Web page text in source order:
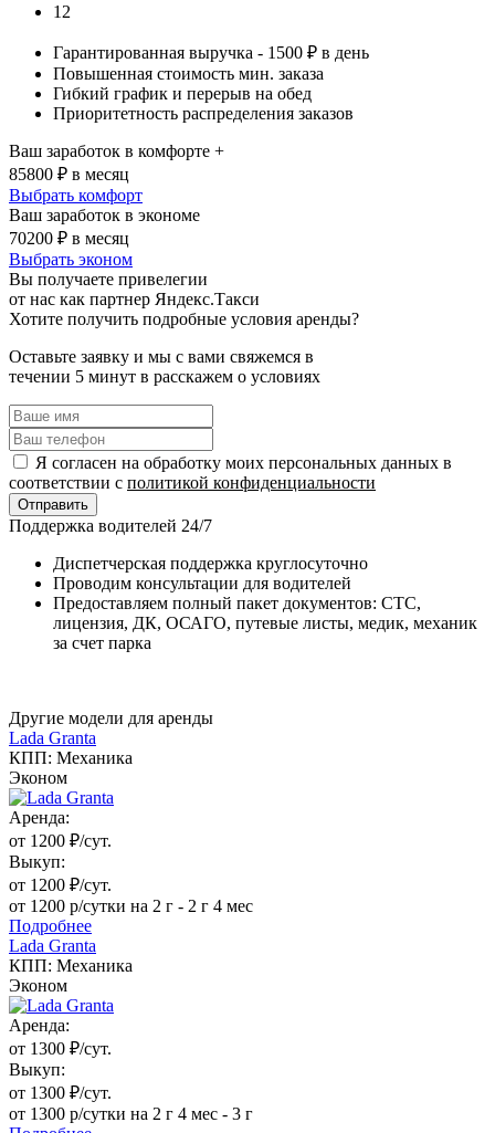
12
Гарантированная выручка - 1500 ₽ в день
Повышенная стоимость мин. заказа
Гибкий график и перерыв на обед
Приоритетность распределения заказов
Ваш заработок в комфорте +
85800 ₽ в месяц
Выбрать комфорт
Ваш заработок в экономе
70200 ₽ в месяц
Выбрать эконом
Вы получаете привелегии
от нас как партнер Яндекс.Такси
Хотите получить подробные условия аренды?
Оставьте заявку и мы с вами свяжемся в
течении 5 минут в расскажем о условиях
Я согласен на обработку моих персональных данных в
соответствии с политикой конфиденциальности
Отправить
Поддержка водителей 24/7
Диспетчерская поддержка круглосуточно
Проводим консультации для водителей
Предоставляем полный пакет документов: СТС,
лицензия, ДК, ОСАГО, путевые листы, медик, механик
за счет парка
Другие модели для аренды
Lada Granta
КПП: Механика
Эконом
Аренда:
от 1200 ₽/сут.
Выкуп:
от 1200 ₽/сут.
от 1200 р/сутки на 2 г - 2 г 4 мес
Подробнее
Lada Granta
КПП: Механика
Эконом
Аренда:
от 1300 ₽/сут.
Выкуп:
от 1300 ₽/сут.
от 1300 р/сутки на 2 г 4 мес - 3 г